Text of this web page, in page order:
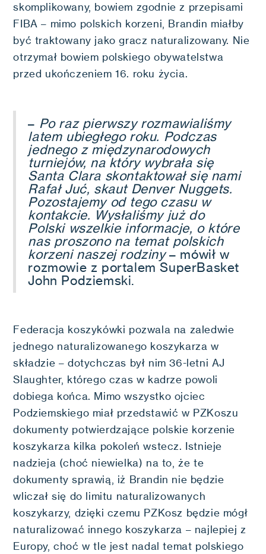
skomplikowany, bowiem zgodnie z przepisami
FIBA – mimo polskich korzeni, Brandin miałby
być traktowany jako gracz naturalizowany. Nie
otrzymał bowiem polskiego obywatelstwa
przed ukończeniem 16. roku życia.
– Po raz pierwszy rozmawialiśmy
latem ubiegłego roku. Podczas
jednego z międzynarodowych
turniejów, na który wybrała się
Santa Clara skontaktował się nami
Rafał Juć, skaut Denver Nuggets.
Pozostajemy od tego czasu w
kontakcie. Wysłaliśmy już do
Polski wszelkie informacje, o które
nas proszono na temat polskich
korzeni naszej rodziny– mówił w
rozmowie z portalem SuperBasket
John Podziemski.
Federacja koszykówki pozwala na zaledwie
jednego naturalizowanego koszykarza w
składzie – dotychczas był nim 36-letni AJ
Slaughter, którego czas w kadrze powoli
dobiega końca. Mimo wszystko ojciec
Podziemskiego miał przedstawić w PZKoszu
dokumenty potwierdzające polskie korzenie
koszykarza kilka pokoleń wstecz. Istnieje
nadzieja (choć niewielka) na to, że te
dokumenty sprawią, iż Brandin nie będzie
wliczał się do limitu naturalizowanych
koszykarzy, dzięki czemu PZKosz będzie mógł
naturalizować innego koszykarza – najlepiej z
Europy, choć w tle jest nadal temat polskiego